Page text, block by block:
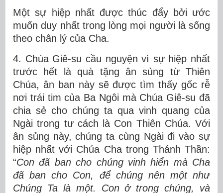
Một sự hiệp nhất được thúc đẩy bởi ước
muốn duy nhất trong lòng mọi người là sống
theo chân lý của Cha.
4. Chúa Giê-su cầu nguyện vì sự hiệp nhất
trước hết là quà tặng ân sủng từ Thiên
Chúa, ân ban này sẽ được tìm thấy gốc rễ
nơi trái tim của Ba Ngôi mà Chúa Giê-su đã
chia sẻ cho chúng ta qua vinh quang của
Ngài trong tư cách là Con Thiên Chúa. Với
ân sủng này, chúng ta cùng Ngài đi vào sự
hiệp nhất với Chúa Cha trong Thánh Thần:
“Con đã ban cho chúng vinh hiển mà Cha
đã ban cho Con, để chúng nên một như
Chúng Ta là một. Con ở trong chúng, và